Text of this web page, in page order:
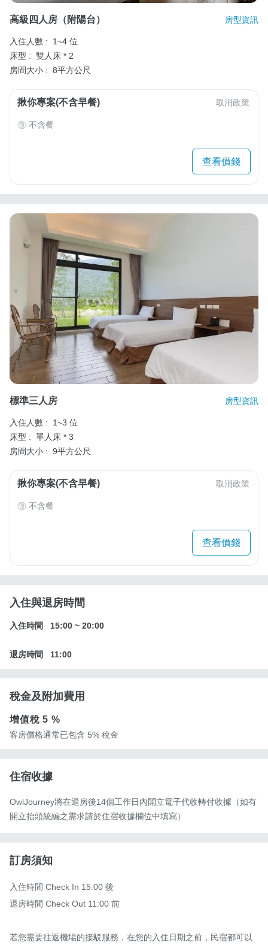
高級四人房（附陽台） 房型資訊
入住人數 :
1~4 位
床型 : 雙人床 * 2
房間大小 : 8平方公尺
揪你專案(不含早餐) 取消政策
不含餐
查看價錢
標準三人房 房型資訊
入住人數 :
1~3 位
床型 : 單人床 * 3
房間大小 : 9平方公尺
揪你專案(不含早餐) 取消政策
不含餐
查看價錢
入住與退房時間
入住時間 15:00 ~ 20:00
退房時間 11:00
稅金及附加費用
增值稅5 %
客房價格通常已包含 5% 稅金
住宿收據
OwlJourney將在退房後14個工作日內開立電子代收轉付收據（如有
開立抬頭統編之需求請於住宿收據欄位中填寫）
訂房須知
入住時間 Check In 15:00 後
退房時間 Check Out 11:00 前
若您需要往返機場的接駁服務，在您的入住日期之前，民宿都可以